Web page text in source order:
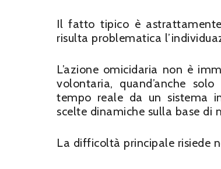
Il fatto tipico è astrattamente
risulta problematica
L’azione omicidaria non è
volontaria, quand’anche
tempo reale da un sistema
scelte dinamiche sulla base di
La difficoltà principale risiede